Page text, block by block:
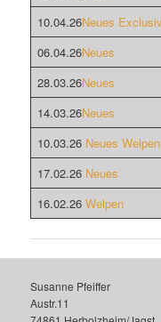
10.04.26Neues Exclusiv
06.04.26Neues
28.03.26Neues
14.03.26Neues
10.03.26 Neues Welpen
17.02.26 Neues
16.02.26 Welpen
Susanne Pfeiffer
Austr.11